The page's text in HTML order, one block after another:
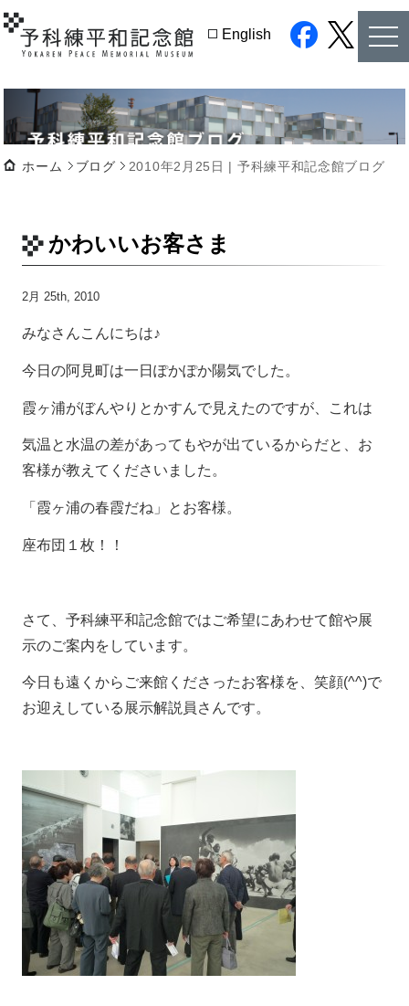
English
twitter
ホーム ブログ 2010年2月25日 | 予科練平和記念館ブログ
かわいいお客さま
2月 25th, 2010
みなさんこんにちは♪
今日の阿見町は一日ぽかぽか陽気でした。
霞ヶ浦がぼんやりとかすんで見えたのですが、これは
気温と水温の差があってもやが出ているからだと、お
客様が教えてくださいました。
「霞ヶ浦の春霞だね」とお客様。
座布団１枚！！
さて、予科練平和記念館ではご希望にあわせて館や展
示のご案内をしています。
今日も遠くからご来館くださったお客様を、笑顔(^^)で
お迎えしている展示解説員さんです。